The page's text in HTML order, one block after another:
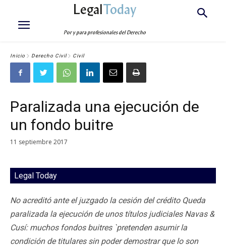
LegalToday
Por y para profesionales del Derecho
Inicio Derecho Civil Civil
Paralizada una ejecución de
un fondo buitre
11 septiembre 2017
Legal Today
No acreditó ante el juzgado la cesión del crédito Queda
paralizada la ejecución de unos títulos judiciales Navas &
Cusí: muchos fondos buitres `pretenden asumir la
condición de titulares sin poder demostrar que lo son